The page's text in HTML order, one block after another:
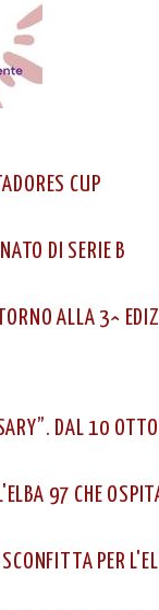
CUP
DI SERIE B
ALLA 3^
DAL 10
97 CHE
PER